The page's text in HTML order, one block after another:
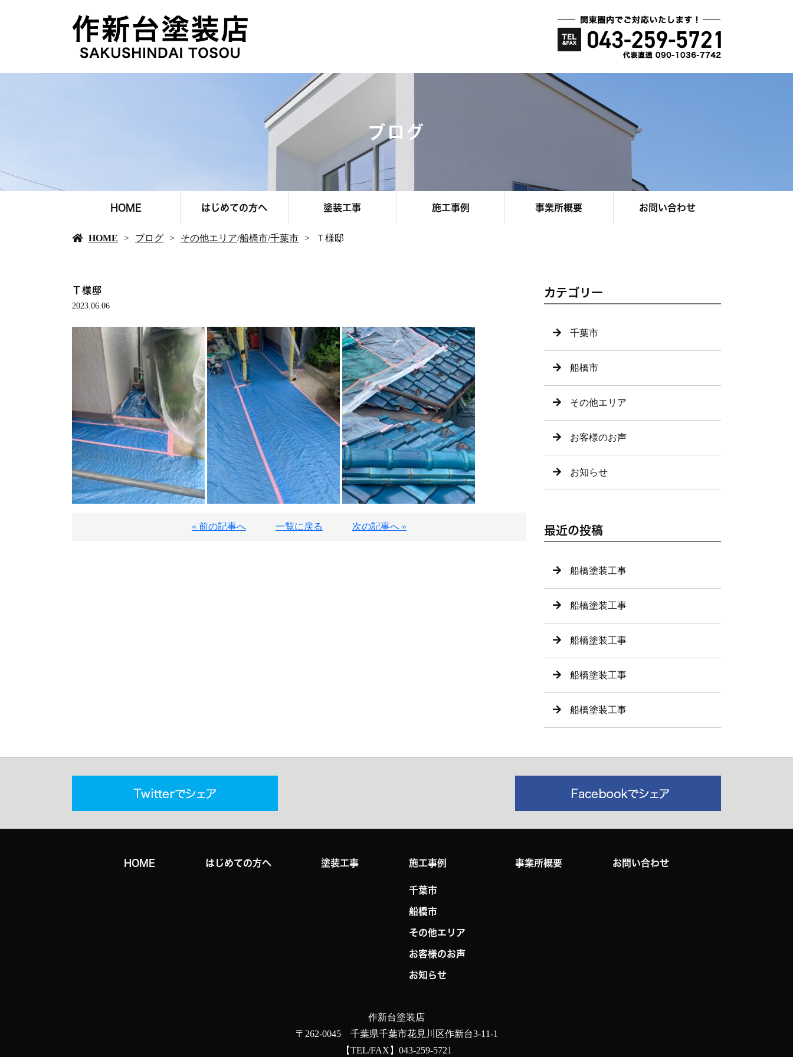
ブログ
HOME はじめての方へ 塗装工事 施工事例 事業所概要 お問い合わせ
HOME ブログ その他エリア/船橋市/千葉市 Ｔ様邸
Ｔ様邸
2023.06.06
« 前の記事へ 一覧に戻る 次の記事へ »
カテゴリー
千葉市
船橋市
その他エリア
お客様のお声
お知らせ
最近の投稿
船橋塗装工事
船橋塗装工事
船橋塗装工事
船橋塗装工事
船橋塗装工事
HOME はじめての方へ 塗装工事 施工事例
千葉市
船橋市
その他エリア
お客様のお声
お知らせ
事業所概要 お問い合わせ
作新台塗装店
〒262-0045 千葉県千葉市花見川区作新台3-11-1
【TEL/FAX】043-259-5721